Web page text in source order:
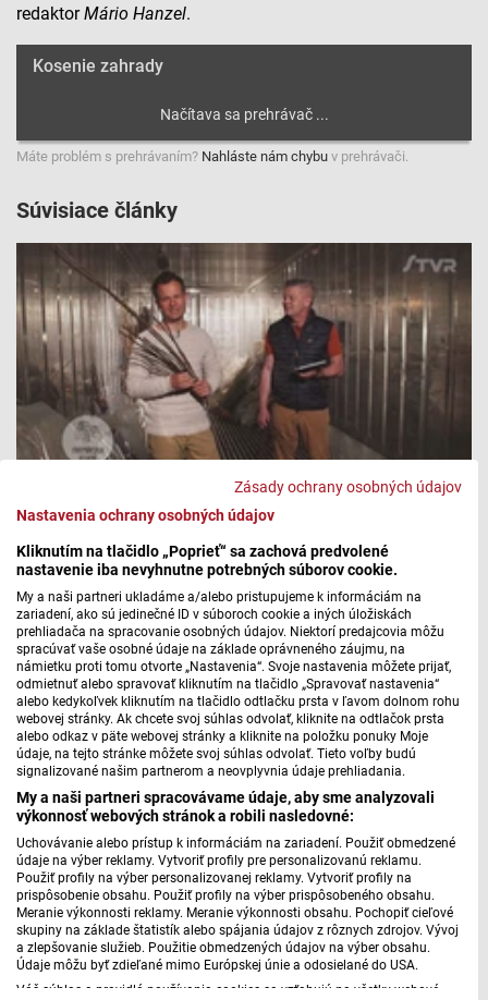
Zásady ochrany osobných údajov
Nastavenia ochrany osobných údajov
Kliknutím na tlačidlo „Poprieť“ sa zachová predvolené
nastavenie iba nevyhnutne potrebných súborov cookie.
My a naši partneri ukladáme a/alebo pristupujeme k informáciám na
zariadení, ako sú jedinečné ID v súboroch cookie a iných úložiskách
prehliadača na spracovanie osobných údajov. Niektorí predajcovia môžu
spracúvať vaše osobné údaje na základe oprávneného záujmu, na
námietku proti tomu otvorte „Nastavenia“. Svoje nastavenia môžete prijať,
odmietnuť alebo spravovať kliknutím na tlačidlo „Spravovať nastavenia“
alebo kedykoľvek kliknutím na tlačidlo odtlačku prsta v ľavom dolnom rohu
webovej stránky. Ak chcete svoj súhlas odvolať, kliknite na odtlačok prsta
alebo odkaz v päte webovej stránky a kliknite na položku ponuky Moje
údaje, na tejto stránke môžete svoj súhlas odvolať. Tieto voľby budú
signalizované našim partnerom a neovplyvnia údaje prehliadania.
My a naši partneri spracovávame údaje, aby sme analyzovali
výkonnosť webových stránok a robili nasledovné:
Uchovávanie alebo prístup k informáciám na zariadení. Použiť obmedzené
údaje na výber reklamy. Vytvoriť profily pre personalizovanú reklamu.
Použiť profily na výber personalizovanej reklamy. Vytvoriť profily na
prispôsobenie obsahu. Použiť profily na výber prispôsobeného obsahu.
Meranie výkonnosti reklamy. Meranie výkonnosti obsahu. Pochopiť cieľové
skupiny na základe štatistík alebo spájania údajov z rôznych zdrojov. Vývoj
a zlepšovanie služieb. Použitie obmedzených údajov na výber obsahu.
Údaje môžu byť zdieľané mimo Európskej únie a odosielané do USA.
Váš súhlas a pravidlá používania cookies sa vzťahujú na všetky webové
redaktorMário Hanzel.
Kosenie zahrady
Máte problém s prehrávaním? Nahláste nám chybu v prehrávači.
Súvisiace články
Jarné vrúbľovanie | Sobota s Jánom Škorňom
Pestovanie jahôd | Sobota s Jánom Škorňom